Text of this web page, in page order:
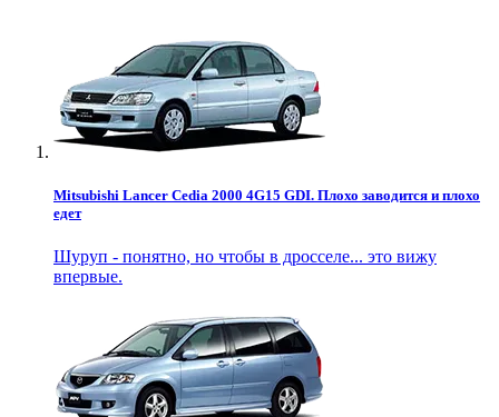
Mitsubishi Lancer Cedia 2000 4G15 GDI. Плохо заводится и плохо
едет
Шуруп - понятно, но чтобы в дросселе... это вижу
впервые.